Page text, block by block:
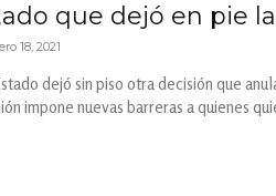
que dejó en pie
18, 2021
dejó sin piso otra decisión que
impone nuevas barreras a quienes